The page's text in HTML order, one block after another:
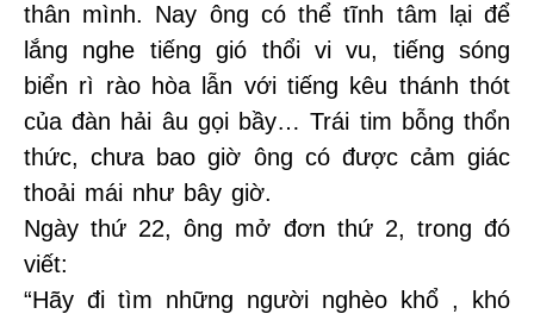
thân mình. Nay ông có thể tĩnh tâm lại để
lắng nghe tiếng gió thổi vi vu, tiếng sóng
biển rì rào hòa lẫn với tiếng kêu thánh thót
của đàn hải âu gọi bầy… Trái tim bỗng thổn
thức, chưa bao giờ ông có được cảm giác
thoải mái như bây giờ.
Ngày thứ 22, ông mở đơn thứ 2, trong đó
viết:
“Hãy đi tìm những người nghèo khổ , khó